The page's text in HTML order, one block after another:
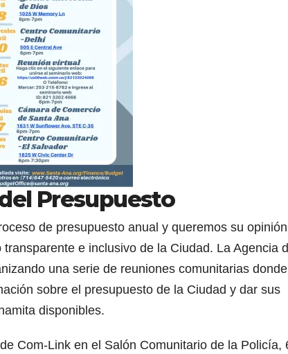
Presupuesto
de presupuesto anual y queremos su
e inclusivo de la Ciudad. La Agencia
una serie de reuniones comunitarias
sobre el presupuesto de la Ciudad y dar sus
disponibles.
Com-Link en el Salón Comunitario de la Policía,